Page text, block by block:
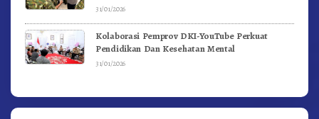
dan NKRI
31/01/2026
Kolaborasi Pemprov DKI-YouTube Perkuat
Pendidikan Dan Kesehatan Mental
31/01/2026